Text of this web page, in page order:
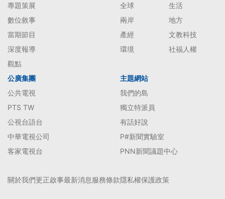
專題策展
數位敘事
當期節目
深度報導
觀點
全球
生活
兩岸
地方
產經
文教科技
環境
社福人權
公廣集團
公共電視
PTS TW
公視台語台
中華電視公司
客家電視台
主題網站
我們的島
獨立特派員
有話好說
P#新聞實驗室
PNN新聞議題中心
關於我們更正啟事最新消息服務條款隱私權保護政策